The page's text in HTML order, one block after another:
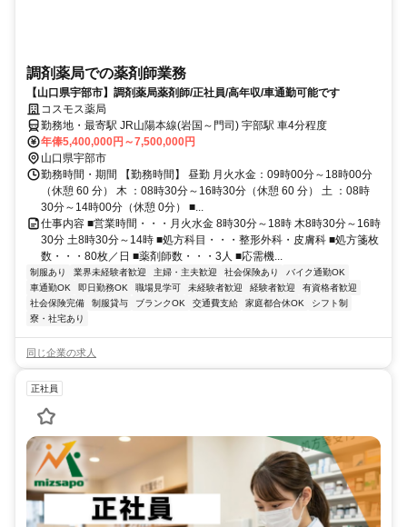
調剤薬局での薬剤師業務
【山口県宇部市】調剤薬局薬剤師/正社員/高年収/車通勤可能です
コスモス薬局
勤務地・最寄駅 JR山陽本線(岩国～門司) 宇部駅 車4分程度
年俸5,400,000円～7,500,000円
山口県宇部市
勤務時間・期間 【勤務時間】 昼勤 月火水金：09時00分～18時00分
（休憩 60 分） 木 ：08時30分～16時30分（休憩 60 分） 土 ：08時
30分～14時00分（休憩 0分） ■...
仕事内容 ■営業時間・・・月火水金 8時30分～18時 木8時30分～16時
30分 土8時30分～14時 ■処方科目・・・整形外科・皮膚科 ■処方箋枚
数・・・80枚／日 ■薬剤師数・・・3人 ■応需機...
制服あり 業界未経験者歓迎 主婦・主夫歓迎 社会保険あり
バイク通勤OK
車通勤OK
即日勤務OK 職場見学可 未経験者歓迎 経験者歓迎
有資格者歓迎
社会保険完備
制服貸与 ブランクOK 交通費支給 家庭都合休OK
シフト制
寮・社宅あり
同じ企業の求人
正社員